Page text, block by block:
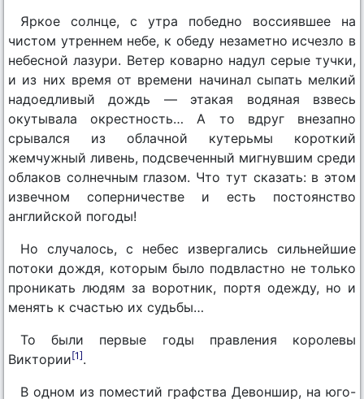
Яркое солнце, с утра победно воссиявшее на
чистом утреннем небе, к обеду незаметно исчезло в
небесной лазури. Ветер коварно надул серые тучки,
и из них время от времени начинал сыпать мелкий
надоедливый дождь — этакая водяная взвесь
окутывала окрестность… А то вдруг внезапно
срывался из облачной кутерьмы короткий
жемчужный ливень, подсвеченный мигнувшим среди
облаков солнечным глазом. Что тут сказать: в этом
извечном соперничестве и есть постоянство
английской погоды!
Но случалось, с небес извергались сильнейшие
потоки дождя, которым было подвластно не только
проникать людям за воротник, портя одежду, но и
менять к счастью их судьбы…
То были первые годы правления королевы
Виктории[1].
В одном из поместий графства Девоншир, на юго-